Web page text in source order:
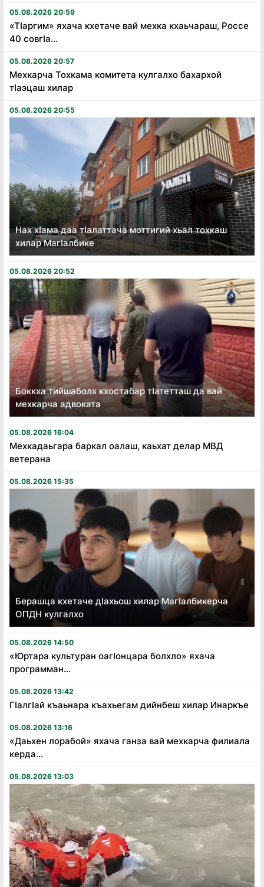
05.08.2026 20:59
«Тӏаргим» яхача кхетаче вай мехка кхаьчараш, Россе
40 совгӏа...
05.08.2026 20:57
Мехкарча Тохкама комитета кулгалхо бахархой
тӏаэцаш хилар
05.08.2026 20:55
Нах хӏама даа тӏалаттача моттигий хьал тохкаш
хилар Магӏалбике
05.08.2026 20:52
Боккха тийшаболх кхостабар тӏатетташ да вай
мехкарча адвоката
05.08.2026 16:04
Мехкадаьгара баркал оалаш, каьхат делар МВД
ветерана
05.08.2026 15:35
Берашца кхетаче дӏахьош хилар Магӏалбикерча
ОПДН кулгалхо
05.08.2026 14:50
«Юртара культуран оагӏонцара болхло» яхача
программан...
05.08.2026 13:42
Гӏалгӏай къаьнара къахьегам дийнбеш хилар Инаркъе
05.08.2026 13:16
«Даьхен лорабой» яхача ганза вай мехкарча филиала
керда...
05.08.2026 13:03